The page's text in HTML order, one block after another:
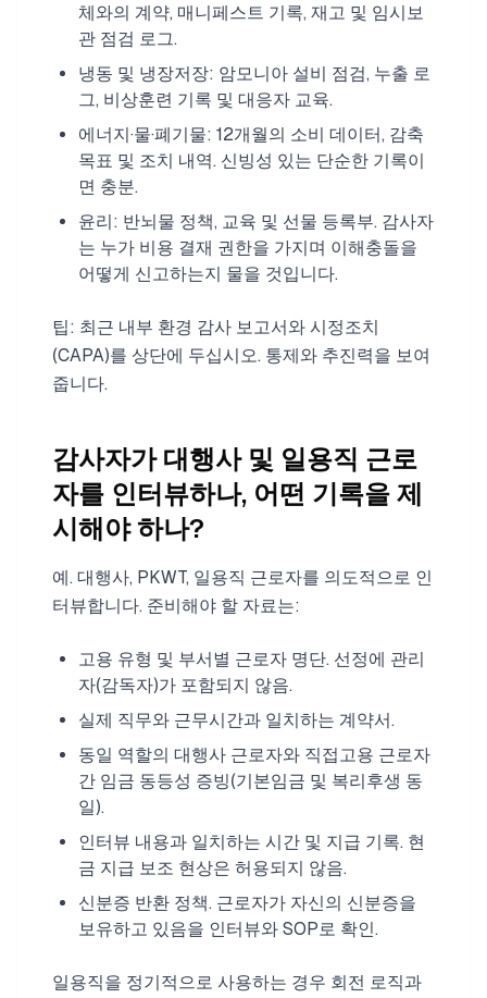
체와의 계약, 매니페스트 기록, 재고 및 임시보
관 점검 로그.
냉동 및 냉장저장: 암모니아 설비 점검, 누출 로
그, 비상훈련 기록 및 대응자 교육.
에너지·물·폐기물: 12개월의 소비 데이터, 감축
목표 및 조치 내역. 신빙성 있는 단순한 기록이
면 충분.
윤리: 반뇌물 정책, 교육 및 선물 등록부. 감사자
는 누가 비용 결재 권한을 가지며 이해충돌을
어떻게 신고하는지 물을 것입니다.
팁: 최근 내부 환경 감사 보고서와 시정조치
(CAPA)를 상단에 두십시오. 통제와 추진력을 보여
줍니다.
감사자가 대행사 및 일용직 근로
자를 인터뷰하나, 어떤 기록을 제
시해야 하나?
예. 대행사, PKWT, 일용직 근로자를 의도적으로 인
터뷰합니다. 준비해야 할 자료는:
고용 유형 및 부서별 근로자 명단. 선정에 관리
자(감독자)가 포함되지 않음.
실제 직무와 근무시간과 일치하는 계약서.
동일 역할의 대행사 근로자와 직접고용 근로자
간 임금 동등성 증빙(기본임금 및 복리후생 동
일).
인터뷰 내용과 일치하는 시간 및 지급 기록. 현
금 지급 보조 현상은 허용되지 않음.
신분증 반환 정책. 근로자가 자신의 신분증을
보유하고 있음을 인터뷰와 SOP로 확인.
일용직을 정기적으로 사용하는 경우 회전 로직과